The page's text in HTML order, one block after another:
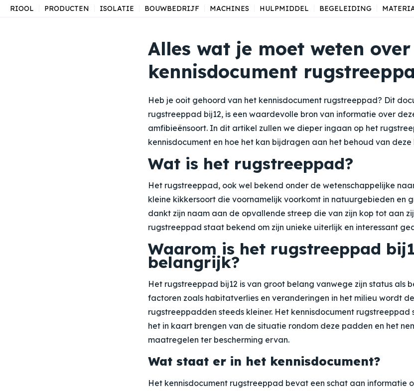
RIOOL PRODUCTEN ISOLATIE BOUWBEDRIJF MACHINES HULPMIDDEL BEGELEIDING
Alles wat je moet weten
kennisdocument
Heb je ooit gehoord van het kennisdocument rugstreeppad? Dit
rugstreeppad bij12, is een waardevolle bron van informatie over
amfibieënsoort. In dit artikel zullen we dieper ingaan op het
kennisdocument en hoe het kan bijdragen aan het behoud van
Wat is het rugstreeppad?
Het rugstreeppad, ook wel bekend onder de wetenschappelijke
kleine kikkersoort die voornamelijk voorkomt in natuurgebieden en
dankt zijn naam aan de opvallende streep die van zijn kop tot aan
rugstreeppad staat bekend om zijn unieke uiterlijk en interessant
Waarom is het rugstreeppad
belangrijk?
Het rugstreeppad bij12 is van groot belang vanwege zijn status als
factoren zoals habitatverlies en veranderingen in het milieu wordt
rugstreeppadden steeds kleiner. Het kennisdocument rugstreeppad
het in kaart brengen van de situatie rondom deze padden en het
maatregelen ter bescherming ervan.
Wat staat er in het kennisdocument?
Het kennisdocument rugstreeppad bevat een schat aan informatie